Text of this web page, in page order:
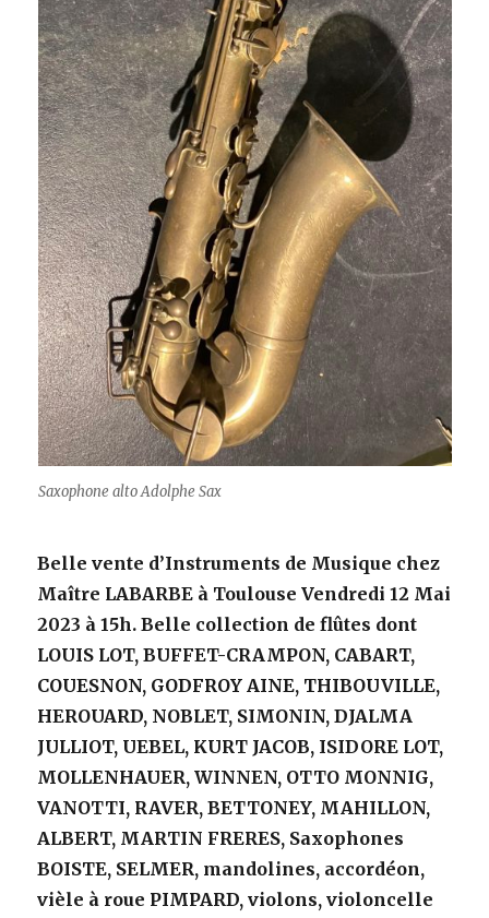
Saxophone alto Adolphe Sax
Belle vente d’Instruments de Musique chez
Maître LABARBE à Toulouse Vendredi 12 Mai
2023 à 15h. Belle collection de flûtes dont
LOUIS LOT, BUFFET-CRAMPON, CABART,
COUESNON, GODFROY AINE, THIBOUVILLE,
HEROUARD, NOBLET, SIMONIN, DJALMA
JULLIOT, UEBEL, KURT JACOB, ISIDORE LOT,
MOLLENHAUER, WINNEN, OTTO MONNIG,
VANOTTI, RAVER, BETTONEY, MAHILLON,
ALBERT, MARTIN FRERES, Saxophones
BOISTE, SELMER, mandolines, accordéon,
vièle à roue PIMPARD, violons, violoncelle